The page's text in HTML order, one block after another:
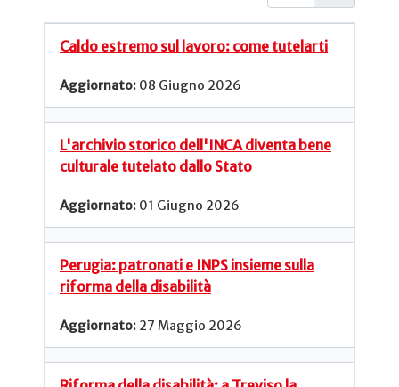
Caldo estremo sul lavoro: come tutelarti
08 Giugno 2026
L'archivio storico dell'INCA diventa bene
culturale tutelato dallo Stato
01 Giugno 2026
Perugia: patronati e INPS insieme sulla
riforma della disabilità
27 Maggio 2026